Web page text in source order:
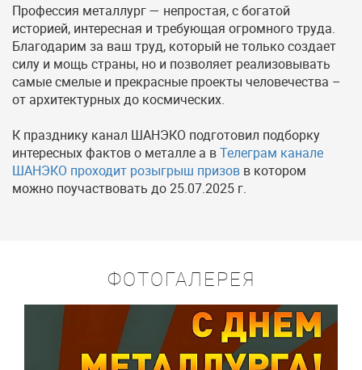
Профессия металлург — непростая, с богатой
историей, интересная и требующая огромного труда.
Благодарим за ваш труд, который не только создает
силу и мощь страны, но и позволяет реализовывать
самые смелые и прекрасные проекты человечества –
от архитектурных до космических.
К празднику канал ШАНЭКО подготовил подборку
интересных фактов о металле а вТелеграм канале
ШАНЭКО проходит розыгрыш призов в котором
можно поучаствовать до 25.07.2025 г.
ФОТОГАЛЕРЕЯ